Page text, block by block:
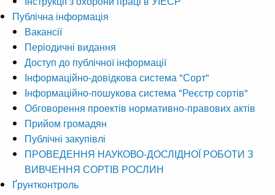
Публічна інформація
Вакансії
Періодичні видання
Доступ до публічної інформації
Інформаційно-довідкова система "Сорт"
Інформаційно-пошукова система "Реєстр сортів"
Обговорення проектів нормативно-правових актів
Прийом громадян
Публічні закупівлі
ПРОВЕДЕННЯ НАУКОВО-ДОСЛІДНОЇ РОБОТИ З
ВИВЧЕННЯ СОРТІВ РОСЛИН
Ґрунтконтроль